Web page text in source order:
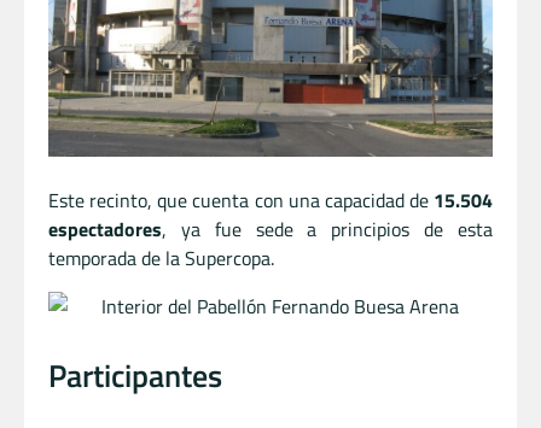
Este recinto, que cuenta con una capacidad de 15.504
espectadores, ya fue sede a principios de esta
temporada de la Supercopa.
Participantes